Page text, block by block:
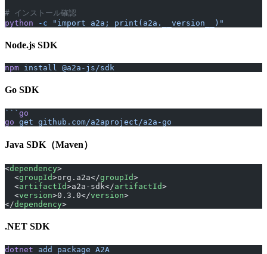
# インストール確認
python -c "import a2a; print(a2a.__version__)"
Node.js SDK
npm install @a2a-js/sdk
Go SDK
``` go
go get github.com/a2aproject/a2a-go
Java SDK（Maven）
<dependency>
  <
groupId>org.a2a</groupId>
  <
artifactId>a2a-sdk</artifactId>
  <
version>0.3.0</version>
</dependency>
.NET SDK
dotnet add package A2A